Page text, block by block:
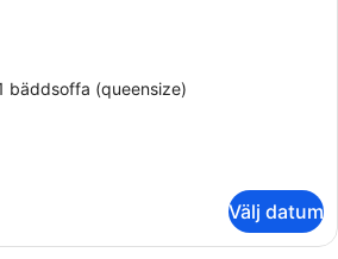
bäddsoffa (queensize)
Välj datum